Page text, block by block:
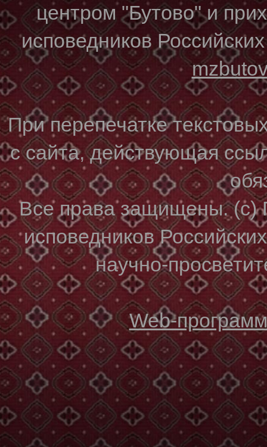
центром "Бутово" и
исповедников
При перепечатке
с сайта, действующая
Все права защищены. (с)
исповедников
научно-
Web-